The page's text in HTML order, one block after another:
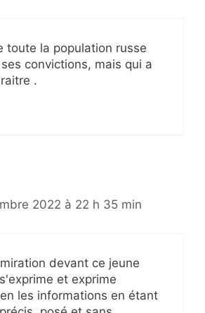
toute la population russe
convictions, mais qui a
.
2022 à 22 h 35 min
devant ce jeune
et exprime
les informations en étant